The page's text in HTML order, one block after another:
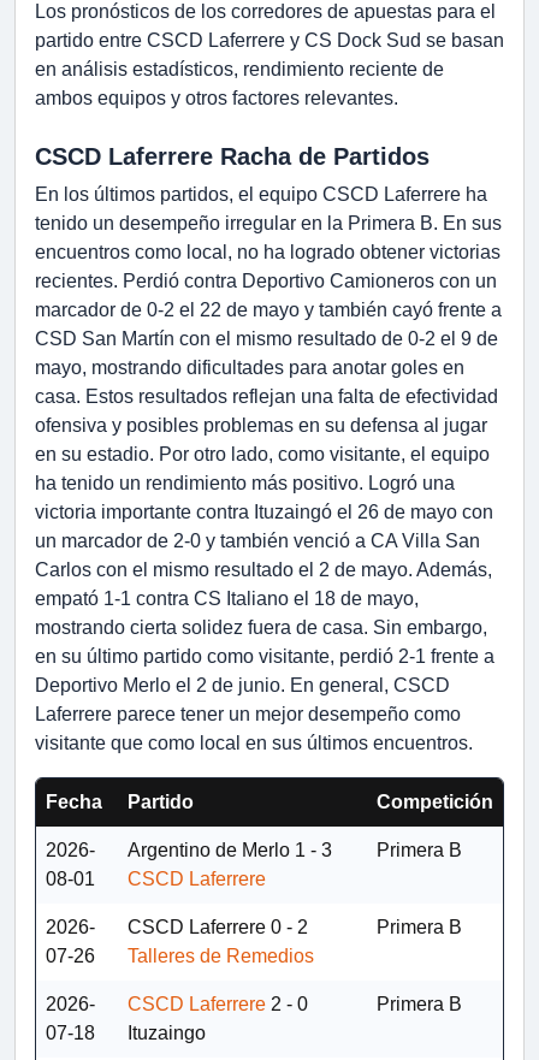
Los pronósticos de los corredores de apuestas para el
partido entre CSCD Laferrere y CS Dock Sud se basan
en análisis estadísticos, rendimiento reciente de
ambos equipos y otros factores relevantes.
CSCD Laferrere Racha de Partidos
En los últimos partidos, el equipo CSCD Laferrere ha
tenido un desempeño irregular en la Primera B. En sus
encuentros como local, no ha logrado obtener victorias
recientes. Perdió contra Deportivo Camioneros con un
marcador de 0-2 el 22 de mayo y también cayó frente a
CSD San Martín con el mismo resultado de 0-2 el 9 de
mayo, mostrando dificultades para anotar goles en
casa. Estos resultados reflejan una falta de efectividad
ofensiva y posibles problemas en su defensa al jugar
en su estadio. Por otro lado, como visitante, el equipo
ha tenido un rendimiento más positivo. Logró una
victoria importante contra Ituzaingó el 26 de mayo con
un marcador de 2-0 y también venció a CA Villa San
Carlos con el mismo resultado el 2 de mayo. Además,
empató 1-1 contra CS Italiano el 18 de mayo,
mostrando cierta solidez fuera de casa. Sin embargo,
en su último partido como visitante, perdió 2-1 frente a
Deportivo Merlo el 2 de junio. En general, CSCD
Laferrere parece tener un mejor desempeño como
visitante que como local en sus últimos encuentros.
Fecha Partido Competición
2026-
08-01
Argentino de Merlo 1 - 3
CSCD Laferrere
Primera B
2026-
07-26
CSCD Laferrere 0 - 2
Talleres de Remedios
Primera B
2026-
07-18
CSCD Laferrere 2 - 0
Ituzaingo
Primera B